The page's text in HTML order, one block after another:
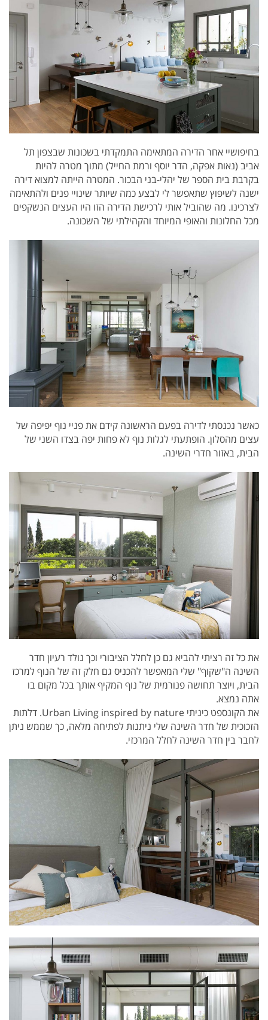
בחיפושיי אחר הדירה המתאימה התמקדתי בשכונות שבצפון תל
אביב (נאות אפקה, הדר יוסף ורמת החייל) מתוך מטרה להיות
בקרבת בית הספר של יהלי-בני הבכור. המטרה הייתה למצוא דירה
ישנה לשיפוץ שתאפשר לי לבצע כמה שיותר שינויי פנים ולהתאימה
לצרכינו. מה שהוביל אותי לרכישת הדירה הזו היו העצים הנשקפים
מכל החלונות והאופי המיוחד והקהילתי של השכונה.
כאשר נכנסתי לדירה בפעם הראשונה קידם את פניי נוף יפיפה של
עצים מהסלון. הופתעתי לגלות נוף לא פחות יפה בצדו השני של
הבית, באזור חדרי השינה.
את כל זה רציתי להביא גם כן לחלל הציבורי וכך נולד רעיון חדר
השינה ה"שקוף" שלי המאפשר להכניס גם חלק זה של הנוף למרכז
הבית, ויוצר תחושה פנורמית של נוף המקיף אותך בכל מקום בו
אתה נמצא.
את הקונספט כיניתי Urban Living inspired by nature.
דלתות
הזכוכית של חדר השינה שלי ניתנות לפתיחה מלאה, כך שממש ניתן
לחבר בין חדר השינה לחלל המרכזי.